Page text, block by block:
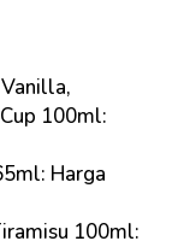
100ml:
Harga
100ml: